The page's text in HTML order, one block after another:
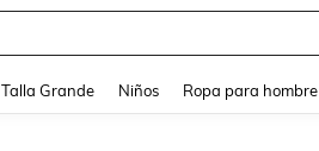
Talla Grande Niños Ropa para hombre